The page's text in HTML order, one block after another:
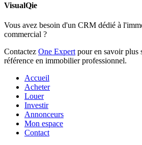
VisualQie
Vous avez besoin d'un CRM dédié à
commercial ?
Contactez One Expert pour en savoir plus
référence en immobilier professionnel.
Accueil
Acheter
Louer
Investir
Annonceurs
Mon espace
Contact